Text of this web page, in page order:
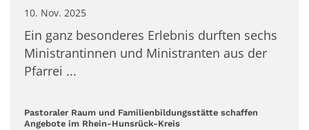
10. Nov. 2025
Ein ganz besonderes Erlebnis durften sechs
Ministrantinnen und Ministranten aus der
Pfarrei ...
Pastoraler Raum und Familienbildungsstätte schaffen
Angebote im Rhein-Hunsrück-Kreis